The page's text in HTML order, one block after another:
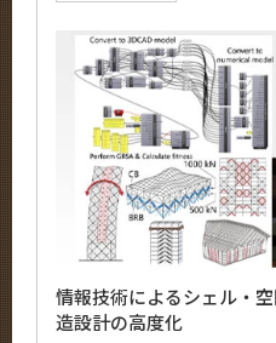
情報技術によるシェル・
造設計の高度化